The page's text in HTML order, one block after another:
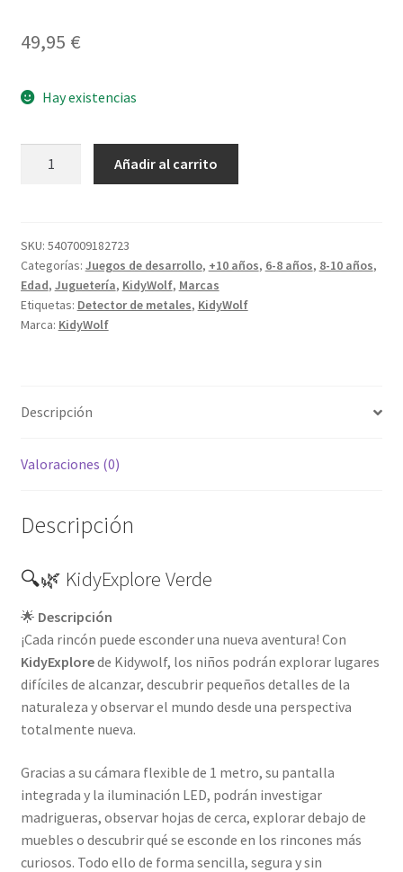
49,95 €
Hay existencias
Añadir al carrito
SKU: 5407009182723
Categorías: Juegos de desarrollo, +10 años, 6-8 años, 8-10 años,
Edad, Juguetería, KidyWolf, Marcas
Etiquetas: Detector de metales, KidyWolf
Marca: KidyWolf
Descripción
Valoraciones (0)
Descripción
🔍🌿 KidyExplore Verde
🌟 Descripción
¡Cada rincón puede esconder una nueva aventura! Con
KidyExplorede Kidywolf, los niños podrán explorar lugares
difíciles de alcanzar, descubrir pequeños detalles de la
naturaleza y observar el mundo desde una perspectiva
totalmente nueva.
Gracias a su cámara flexible de 1 metro, su pantalla
integrada y la iluminación LED, podrán investigar
madrigueras, observar hojas de cerca, explorar debajo de
muebles o descubrir qué se esconde en los rincones más
curiosos. Todo ello de forma sencilla, segura y sin